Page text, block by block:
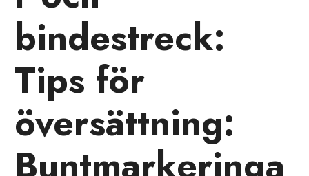
bindestreck:
Tips för
översättning:
Buntmarkeringa